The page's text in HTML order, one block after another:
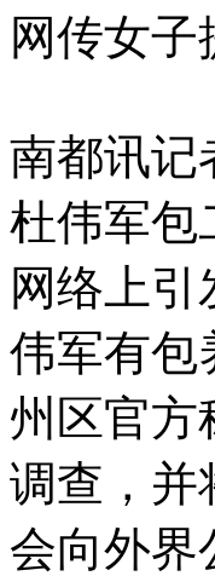
网传女子
南都讯记
杜伟军包
网络上
伟军有包
州区官方
调查，并
会向外界